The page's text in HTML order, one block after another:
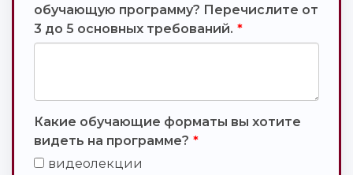
обучающую программу? Перечислите от
3 до 5 основных требований. *
Какие обучающие форматы вы хотите
видеть на программе? *
видеолекции